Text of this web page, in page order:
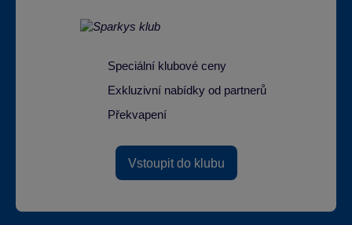
Speciální klubové ceny
Exkluzivní nabídky od partnerů
Překvapení
Vstoupit do klubu